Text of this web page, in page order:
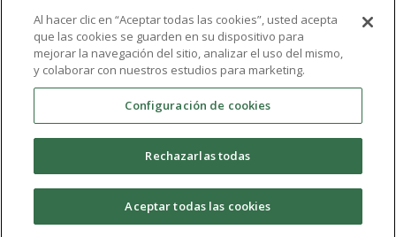
Al hacer clic en “Aceptar todas las cookies”, usted acepta
que las cookies se guarden en su dispositivo para
mejorar la navegación del sitio, analizar el uso del mismo,
y colaborar con nuestros estudios para marketing.
Configuración de cookies
Rechazarlas todas
Aceptar todas las cookies